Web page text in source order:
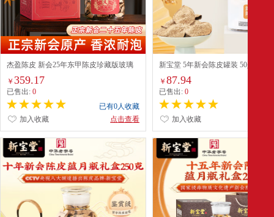
杰盈陈皮 新会25年东甲陈皮珍藏版玻璃
￥ 359.17
已售出: 0
已有0人收藏
点击查看
加入收藏
新宝堂 5年新会陈皮罐装 50g
￥87.94
已售出:0
加入收藏